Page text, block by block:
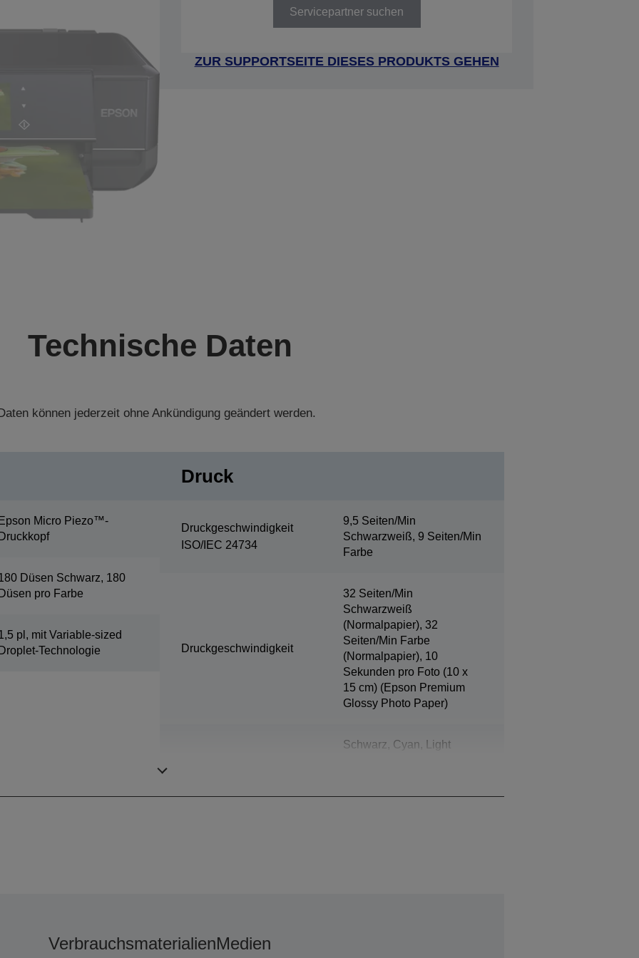
Servicepartner suchen
ZUR SUPPORTSEITE DIESES PRODUKTS GEHEN
Technische Daten
können jederzeit ohne Ankündigung geändert werden.
Micro Piezo™-
Düsen Schwarz, 180
pro Farbe
pl, mit Variable-sized
Technologie
Druck
Druckgeschwindigkeit
ISO/IEC 24734
9,5 Seiten/Min
Schwarzweiß, 9 Seiten/Min
Farbe
Druckgeschwindigkeit
32 Seiten/Min
Schwarzweiß
(Normalpapier), 32
Seiten/Min Farbe
(Normalpapier), 10
Sekunden pro Foto (10 x
15 cm) (Epson Premium
Glossy Photo Paper)
Schwarz, Cyan, Light
VerbrauchsmaterialienMedien